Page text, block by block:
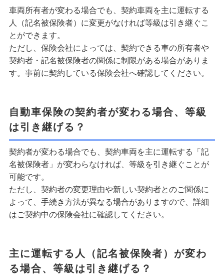
車両所有者が変わる場合でも、契約車両を主に運転する
人（記名被保険者）に変更がなければ等級は引き継ぐこ
とができます。
ただし、保険会社によっては、契約できる車の所有者や
契約者・記名被保険者の関係に制限がある場合がありま
す。事前に契約している保険会社へ確認してください。
自動車保険の契約者が変わる場合、等級
は引き継げる？
契約者が変わる場合でも、契約車両を主に運転する「記
名被保険者」が変わらなければ、等級を引き継ぐことが
可能です。
ただし、契約者の変更理由や新しい契約者とのご関係に
よって、手続き方法が異なる場合がありますので、詳細
はご契約中の保険会社に確認してください。
主に運転する人（記名被保険者）が変わ
る場合、等級は引き継げる？